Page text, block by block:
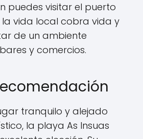
puedes visitar el puerto
la vida local cobra vida y
de un ambiente
y comercios.
tranquilo y alejado
la playa As Insuas